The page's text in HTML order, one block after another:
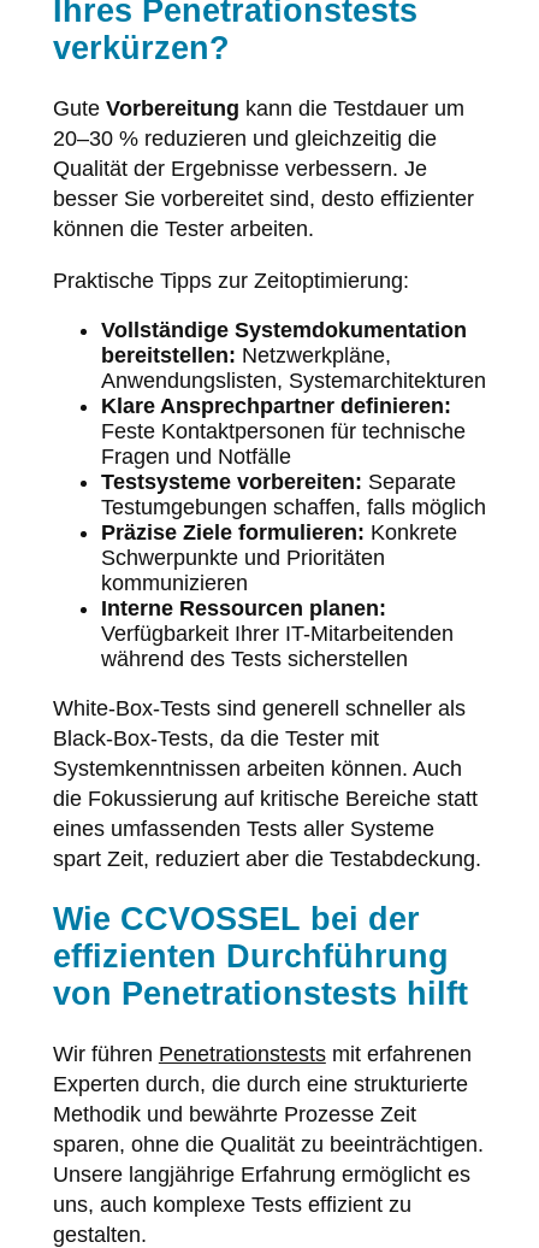
Ihres Penetrationstests
verkürzen?
Gute Vorbereitung kann die Testdauer um
20–30 % reduzieren und gleichzeitig die
Qualität der Ergebnisse verbessern. Je
besser Sie vorbereitet sind, desto effizienter
können die Tester arbeiten.
Praktische Tipps zur Zeitoptimierung:
Vollständige Systemdokumentation
bereitstellen: Netzwerkpläne,
Anwendungslisten, Systemarchitekturen
Klare Ansprechpartner definieren:
Feste Kontaktpersonen für technische
Fragen und Notfälle
Testsysteme vorbereiten: Separate
Testumgebungen schaffen, falls möglich
Präzise Ziele formulieren: Konkrete
Schwerpunkte und Prioritäten
kommunizieren
Interne Ressourcen planen:
Verfügbarkeit Ihrer IT-Mitarbeitenden
während des Tests sicherstellen
White-Box-Tests sind generell schneller als
Black-Box-Tests, da die Tester mit
Systemkenntnissen arbeiten können. Auch
die Fokussierung auf kritische Bereiche statt
eines umfassenden Tests aller Systeme
spart Zeit, reduziert aber die Testabdeckung.
Wie CCVOSSEL bei der
effizienten Durchführung
von Penetrationstests hilft
Wir führen Penetrationstestsmit erfahrenen
Experten durch, die durch eine strukturierte
Methodik und bewährte Prozesse Zeit
sparen, ohne die Qualität zu beeinträchtigen.
Unsere langjährige Erfahrung ermöglicht es
uns, auch komplexe Tests effizient zu
gestalten.